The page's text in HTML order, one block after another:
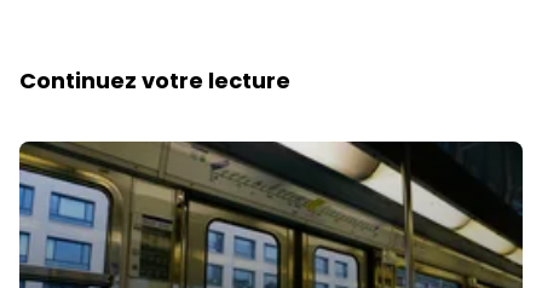
Continuez votre lecture